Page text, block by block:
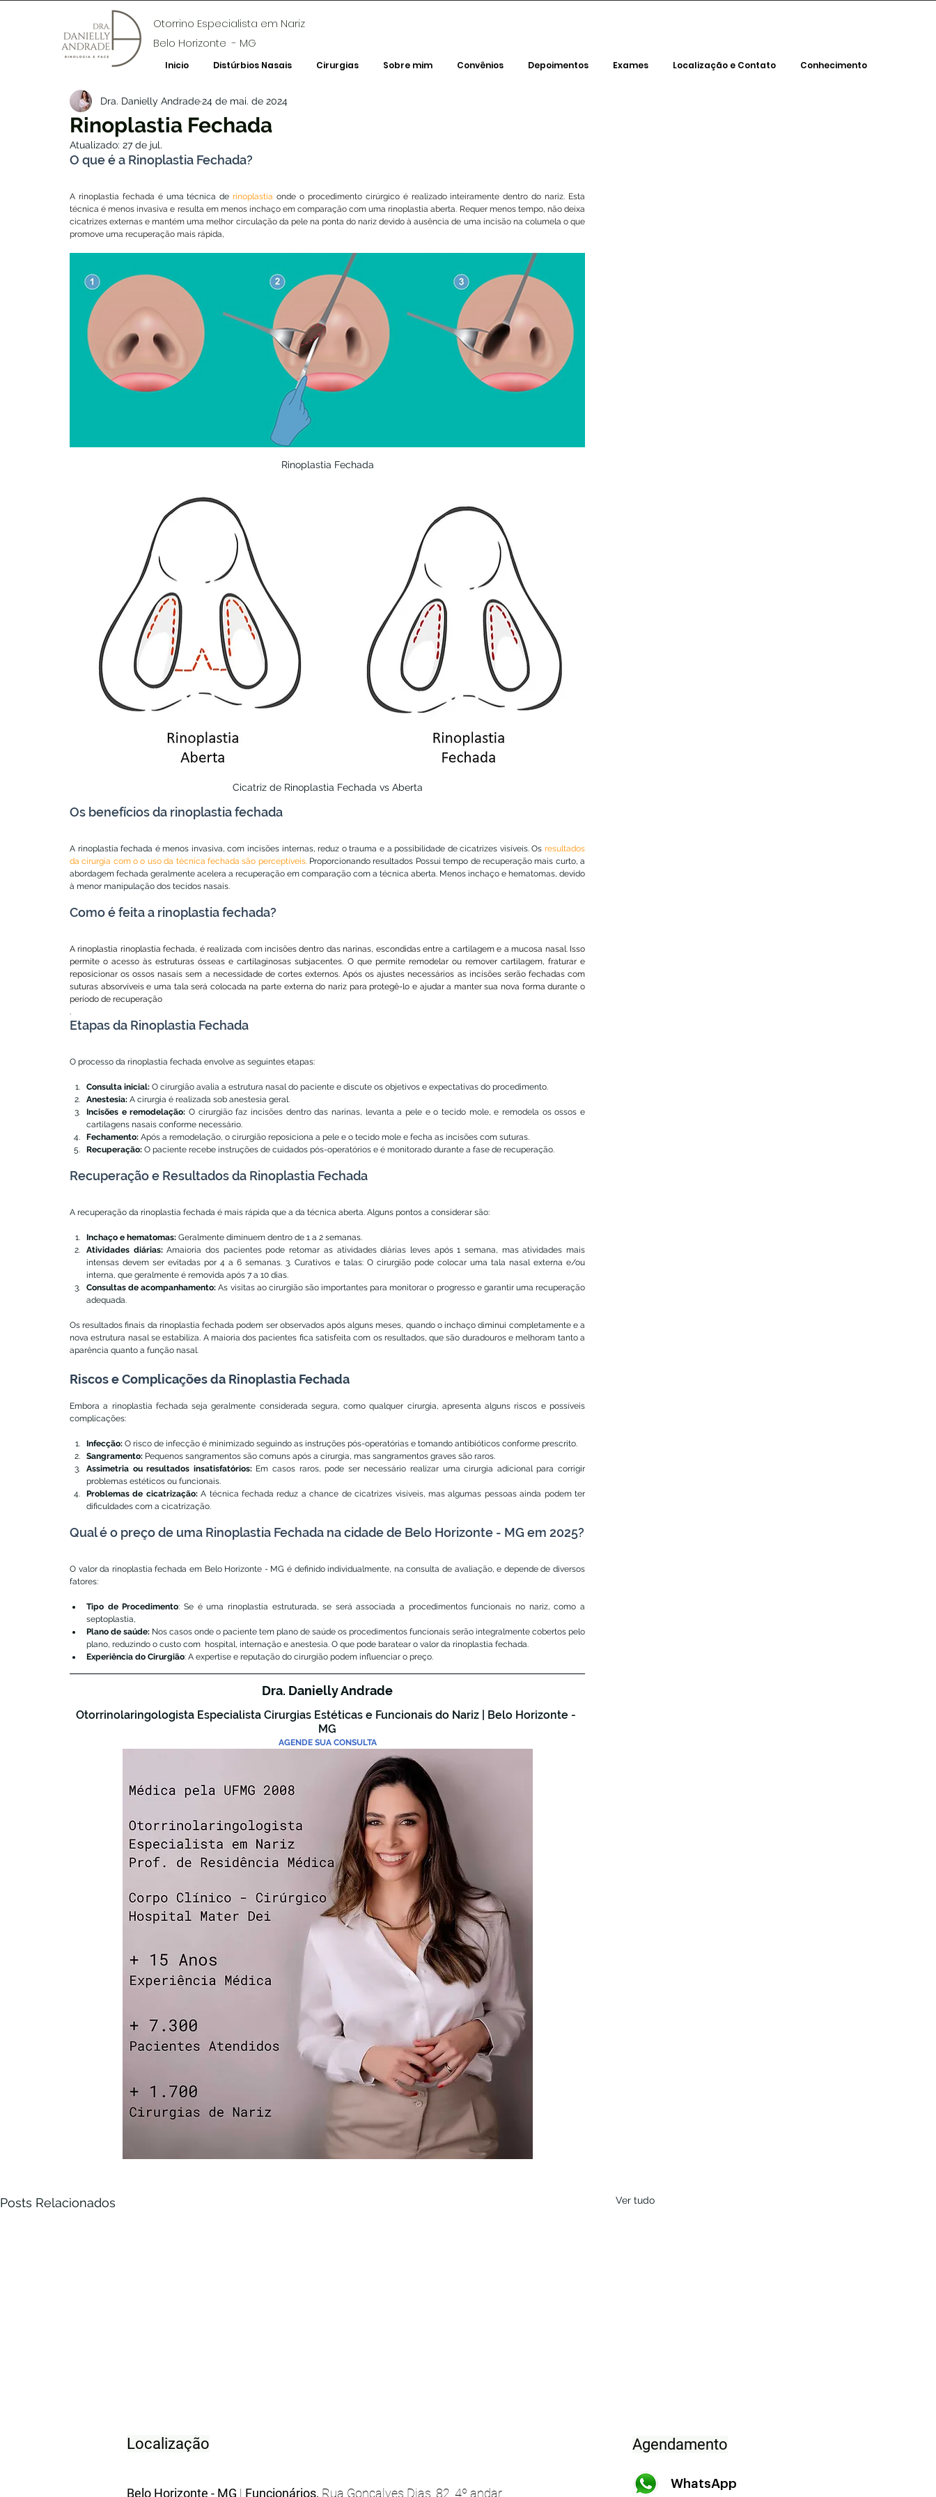
Otorrino Especialista em Nariz
Belo Horizonte - MG
Inicio Distúrbios Nasais Cirurgias Sobre mim Convênios Depoimentos Exames Localização e Contato Conhecimento
Rinoplastia Fechada
Dra. Danielly Andrade24 de mai. de 2024
Atualizado: 27 de jul.
O que é a Rinoplastia Fechada?
A rinoplastia fechada é uma técnica de rinoplastia onde o procedimento cirúrgico é realizado inteiramente dentro do nariz. Esta
técnica é menos invasiva e resulta em menos inchaço em comparação com uma rinoplastia aberta. Requer menos tempo, não deixa
cicatrizes externas e mantém uma melhor circulação da pele na ponta do nariz devido à ausência de uma incisão na columela o que
promove uma recuperação mais rápida,
Rinoplastia Fechada
Cicatriz de Rinoplastia Fechada vs Aberta
Os benefícios da rinoplastia fechada
A rinoplastia fechada é menos invasiva, com incisões internas, reduz o trauma e a possibilidade de cicatrizes visíveis. Os resultados
da cirurgia com o o uso da técnica fechada são perceptíveis. Proporcionando resultados Possui tempo de recuperação mais curto, a
abordagem fechada geralmente acelera a recuperação em comparação com a técnica aberta. Menos inchaço e hematomas, devido
à menor manipulação dos tecidos nasais.
Como é feita a rinoplastia fechada?
A rinoplastia rinoplastia fechada, é realizada com incisões dentro das narinas, escondidas entre a cartilagem e a mucosa nasal. Isso
permite o acesso às estruturas ósseas e cartilaginosas subjacentes. O que permite remodelar ou remover cartilagem, fraturar e
reposicionar os ossos nasais sem a necessidade de cortes externos. Após os ajustes necessários as incisões serão fechadas com
suturas absorvíveis e uma tala será colocada na parte externa do nariz para protegê-lo e ajudar a manter sua nova forma durante o
período de recuperação
Etapas da Rinoplastia Fechada
O processo da rinoplastia fechada envolve as seguintes etapas:
Consulta inicial: O cirurgião avalia a estrutura nasal do paciente e discute os objetivos e expectativas do procedimento.
Anestesia: A cirurgia é realizada sob anestesia geral.
Incisões e remodelação: O cirurgião faz incisões dentro das narinas, levanta a pele e o tecido mole, e remodela os ossos e
cartilagens nasais conforme necessário.
Fechamento: Após a remodelação, o cirurgião reposiciona a pele e o tecido mole e fecha as incisões com suturas.
Recuperação: O paciente recebe instruções de cuidados pós-operatórios e é monitorado durante a fase de recuperação.
Recuperação e Resultados da Rinoplastia Fechada
A recuperação da rinoplastia fechada é mais rápida que a da técnica aberta. Alguns pontos a considerar são:
Inchaço e hematomas: Geralmente diminuem dentro de 1 a 2 semanas.
Atividades diárias: Amaioria dos pacientes pode retomar as atividades diárias leves após 1 semana, mas atividades mais
intensas devem ser evitadas por 4 a 6 semanas. 3. Curativos e talas: O cirurgião pode colocar uma tala nasal externa e/ou
interna, que geralmente é removida após 7 a 10 dias.
Consultas de acompanhamento: As visitas ao cirurgião são importantes para monitorar o progresso e garantir uma recuperação
adequada.
Os resultados finais da rinoplastia fechada podem ser observados após alguns meses, quando o inchaço diminui completamente e a
nova estrutura nasal se estabiliza. A maioria dos pacientes fica satisfeita com os resultados, que são duradouros e melhoram tanto a
aparência quanto a função nasal.
Riscos e Complicações da Rinoplastia Fechada
Embora a rinoplastia fechada seja geralmente considerada segura, como qualquer cirurgia, apresenta alguns riscos e possíveis
complicações:
Infecção: O risco de infecção é minimizado seguindo as instruções pós-operatórias e tomando antibióticos conforme prescrito.
Sangramento: Pequenos sangramentos são comuns após a cirurgia, mas sangramentos graves são raros.
Assimetria ou resultados insatisfatórios: Em casos raros, pode ser necessário realizar uma cirurgia adicional para corrigir
problemas estéticos ou funcionais.
Problemas de cicatrização: A técnica fechada reduz a chance de cicatrizes visíveis, mas algumas pessoas ainda podem ter
dificuldades com a cicatrização.
Qual é o preço de uma Rinoplastia Fechada na cidade de Belo Horizonte - MG em 2025?
O valor da rinoplastia fechada em Belo Horizonte - MG é definido individualmente, na consulta de avaliação, e depende de diversos
fatores:
Tipo de Procedimento: Se é uma rinoplastia estruturada, se será associada a procedimentos funcionais no nariz, como a
septoplastia,
Plano de saúde: Nos casos onde o paciente tem plano de saúde os procedimentos funcionais serão integralmente cobertos pelo
plano, reduzindo o custo com  hospital, internação e anestesia. O que pode baratear o valor da rinoplastia fechada.
Experiência do Cirurgião: A expertise e reputação do cirurgião podem influenciar o preço.
Dra. Danielly Andrade
Otorrinolaringologista Especialista Cirurgias Estéticas e Funcionais do Nariz | Belo Horizonte -
MG
AGENDE SUA CONSULTA
Posts Relacionados Ver tudo
Localização
Belo Horizonte - MG | Funcionários, Rua Gonçalves Dias, 82, 4º andar
Agendamento
WhatsApp